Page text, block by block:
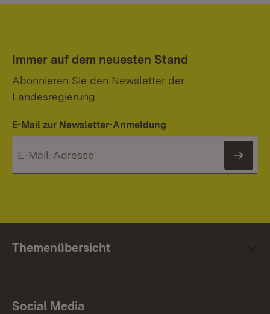
Immer auf dem neuesten Stand
Abonnieren Sie den Newsletter der
Landesregierung.
E-Mail zur Newsletter-Anmeldung
Themenübersicht
Social Media